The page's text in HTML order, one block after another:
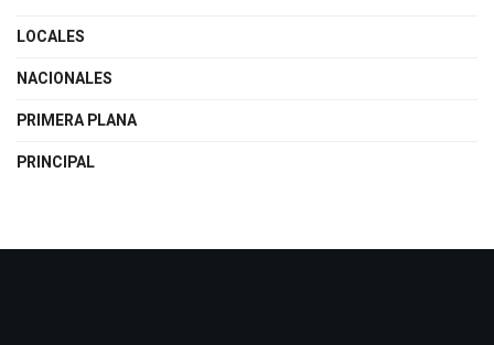
LOCALES
NACIONALES
PRIMERA PLANA
PRINCIPAL